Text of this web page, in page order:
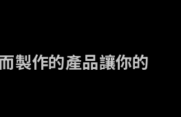
製作的產品讓你的